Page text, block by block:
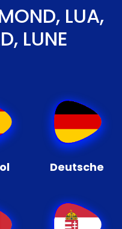
LUA,
LUNE
Deutsche